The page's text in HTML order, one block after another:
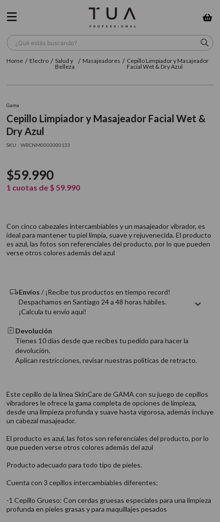
¿Qué estás buscando?
Electro
Salud y
Belleza
Masajeadores
Cepillo Limpiador y Masajeador
Facial Wet & Dry Azul
Gama
Cepillo Limpiador y Masajeador Facial Wet &
Dry Azul
: WBCNM0000000133
$59.990
1 cuotas de $ 59.990
Con cinco cabezales intercambiables y un masajeador vibrador, es
ideal para mantener tu piel limpia, suave y rejuvenecida. El producto
es azul, las fotos son referenciales del producto, por lo que pueden
verse otros colores además del azul
Envíos / ¡Recibe tus productos en tiempo record!
Despachamos en Santiago 24 a 48 horas hábiles.
¡Calcula tu envío aquí!
Devolución
Tienes 10 días desde que recibes tu pedido para hacer la
devolución.
Aplican restricciones, revisar nuestras politicas de retracto.
Este cepillo de la linea SkinCare de GAMA con su juego de cepillos
vibradores le ofrece la gama completa de opciones de limpieza,
desde una limpieza profunda y suave hasta vigorosa, además incluye
un cabezal masajeador.
El producto es azul, las fotos son referenciales del producto, por lo
que pueden verse otros colores además del azul
Producto adecuado para todo tipo de pieles.
Cuenta con 3 cepillos intercambiables diferentes:
-1 Cepillo Grueso: Con cerdas gruesas especiales para una limpieza
profunda en pieles grasas y para maquillajes pesados
TÉRMINOS MÁS BUSCADOS
3. farmavita
6. gama
7. secador
9. acondicionador
10 . protector térmico